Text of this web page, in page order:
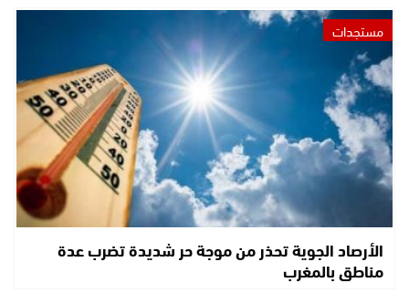
مستجدات
الأرصاد الجوية تحذر من موجة حر شديدة تضرب عدة
مناطق بالمغرب